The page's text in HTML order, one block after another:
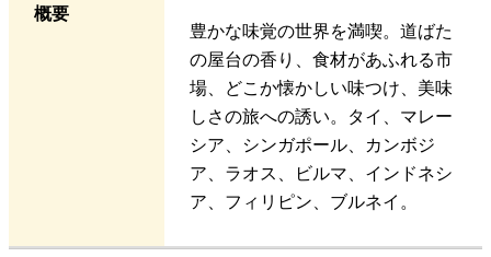
概要
豊かな味覚の世界を満喫。道ばた
の屋台の香り、食材があふれる市
場、どこか懐かしい味つけ、美味
しさの旅への誘い。タイ、マレー
シア、シンガポール、カンボジ
ア、ラオス、ビルマ、インドネシ
ア、フィリピン、ブルネイ。